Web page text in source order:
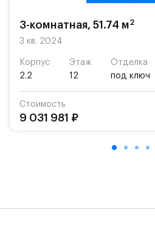
3-комнатная, 51.74 м2
3 кв. 2024
Корпус
2.2
Этаж
12
Отделка
под ключ
Стоимость
9 031 981 ₽